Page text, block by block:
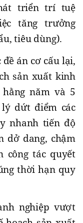
triển trí tuệ
tăng trưởng
tiêu dùng).
án cơ cấu lại,
sản xuất kinh
năm và 5
dứt điểm các
nhanh tiến độ
dở dang, chậm
công tác quyết
thời hạn quy
nghiệp vượt